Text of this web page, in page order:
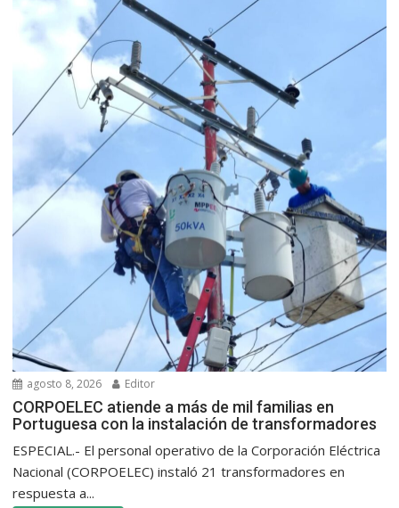
agosto 8, 2026 Editor
CORPOELEC atiende a más de mil familias en
Portuguesa con la instalación de transformadores
ESPECIAL.- El personal operativo de la Corporación Eléctrica
Nacional (CORPOELEC) instaló 21 transformadores en
respuesta a...